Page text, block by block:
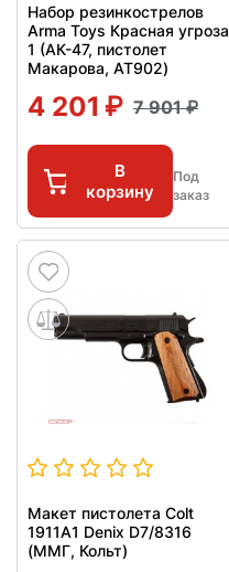
Набор резинкострелов
Arma Toys Красная угроза
1 (АК-47, пистолет
Макарова, AT902)
4 201 7 901
В
корзину
Под
заказ
Макет пистолета Colt
1911A1 Denix D7/8316
(ММГ, Кольт)